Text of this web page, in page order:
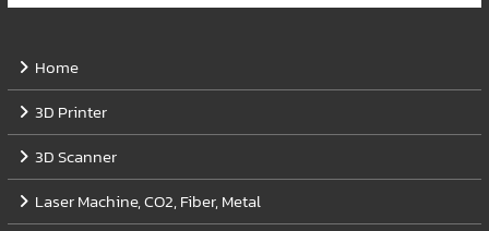
Home
3D Printer
3D Scanner
Laser Machine, CO2, Fiber, Metal